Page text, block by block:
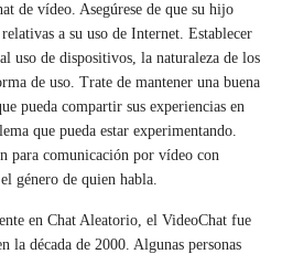
de vídeo. Asegúrese de que su hijo
a su uso de Internet. Establecer
uso de dispositivos, la naturaleza de los
de uso. Trate de mantener una buena
pueda compartir sus experiencias en
que pueda estar experimentando.
para comunicación por vídeo con
género de quien habla.
en Chat Aleatorio, el VideoChat fue
la década de 2000. Algunas personas